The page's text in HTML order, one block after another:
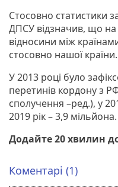
Стосовно статистики
ДПСУ відзначив, що на
відносини між
стосовно нашої країни.
У 2013 році було
перетинів кордону з
сполучення –ред.), у
2019 рік – 3,9 мільйона.
Додайте 20 хвилин
Коментарі (1)